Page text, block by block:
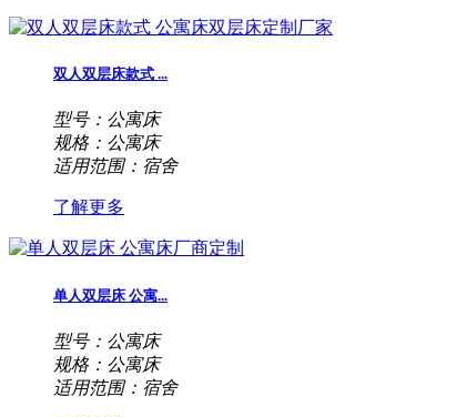
双人双层床款式 ...
型号：公寓床
规格：公寓床
适用范围：宿舍
了解更多
单人双层床 公寓...
型号：公寓床
规格：公寓床
适用范围：宿舍